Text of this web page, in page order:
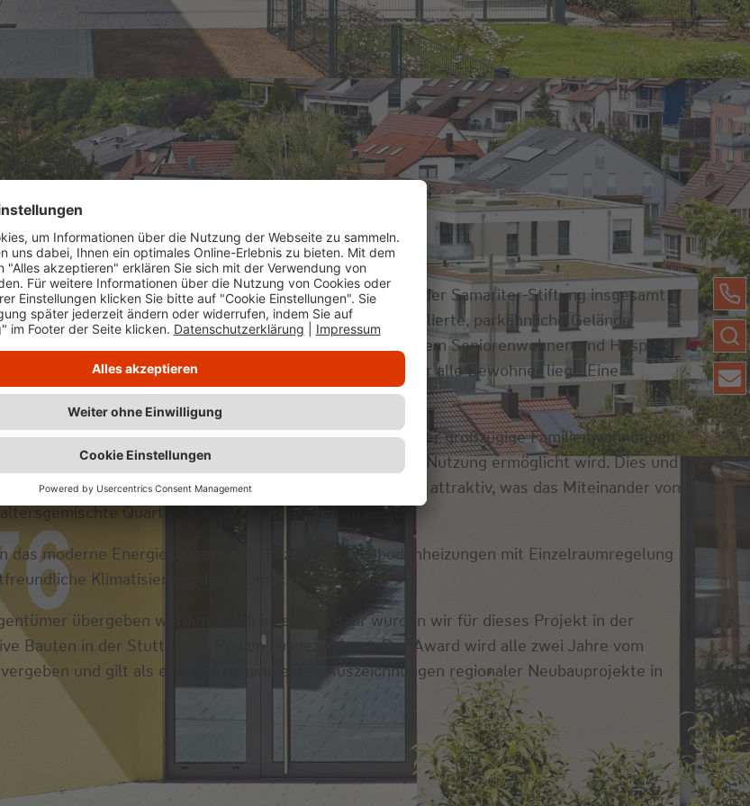
Folgezeit errichteten wir auf dem ehemaligen Gelände der Samariter-Stiftung insgesamt
Die Häuser wurden ansprechend in das neu modellierte, parkähnliche Gelände
Umgebungsbebauung aus Kirche, Altersheim, betreutem Seniorenwohnen und Hospiz
ein Quartiersplatz als kommunikativer Treffpunkt für alle Bewohner liegt. Eine
Spielplatz runden das neue Wohngebiet ab.
113,7 qm Wohnfläche – von 2-Zimmer-Apartments über großzügige Familienwohnungen
Inneren barrierefrei gestaltet, wodurch eine lebenslange Nutzung ermöglicht wird. Dies und
für Singles, Paare, Familien und Senioren gleichsam attraktiv, was das Miteinander von
Quartiergemeinschaft entstehen lässt.
das moderne Energiekonzept mit Holzpellets, Fußbodenheizungen mit Einzelraumregelung
Klimatisierung der Räumlichkeiten.
übergeben werden. Noch im selben Jahr wurden wir für dieses Projekt in der
Bauten in der Stuttgarter Region ausgezeichnet. Der Award wird alle zwei Jahre vom
und gilt als eine der begehrtesten Auszeichnungen regionaler Neubauprojekte in